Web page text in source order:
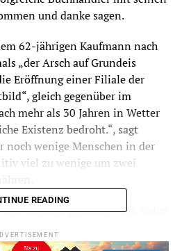
und danke sagen.
62-jährigen Kaufmann nach
„der Arsch auf Grundeis
Eröffnung einer Filiale der
gleich gegenüber im
mehr als 30 Jahren in Wetter
Existenz bedroht.“, sagt
noch wenige Menschen in der
viel zu wenige um zwei
den meisten genannt wird, nahm
Ab sofort wurden seine
READING